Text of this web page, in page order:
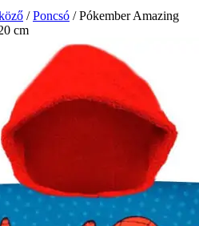
/Poncsó / Pókember Amazing
cm